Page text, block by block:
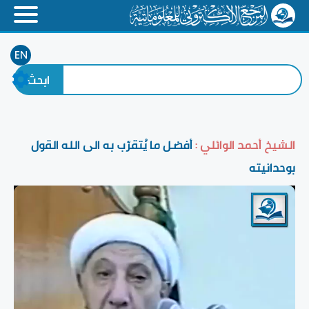
EN
الشيخ أحمد الوائلي :أفضل ما يُتقرّب به الى الله القول
بوحدانيته